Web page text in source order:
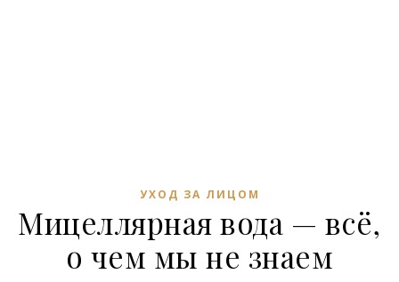
УХОД ЗА ЛИЦОМ
Мицеллярная вода — всё,
о чем мы не знаем